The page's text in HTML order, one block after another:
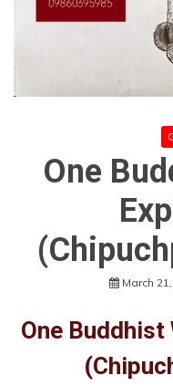
One
March
One Buddhist